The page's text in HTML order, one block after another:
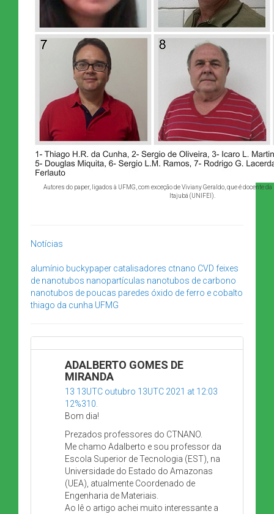
Autores do paper, ligados à UFMG, com exceção de Viviany Geraldo, que é docente
Itajubá (UNIFEI).
Notícias
alumínio buckypaper catalisadores ctnano CVD feixes
de nanotubos nanopartículas nanotubos de carbono
nanotubos de poucas paredes óxido de ferro e cobalto
thiago da cunha UFMG
ADALBERTO GOMES DE
MIRANDA
13 13UTC outubro 13UTC 2021 at 12:03
12%310.
Bom dia!
Prezados professores do CTNANO.
Me chamo Adalberto e sou professor da
Escola Superior de Tecnologia (EST), na
Universidade do Estado do Amazonas
(UEA), atualmente Coordenado de
Engenharia de Materiais.
Ao lê o artigo achei muito interessante a